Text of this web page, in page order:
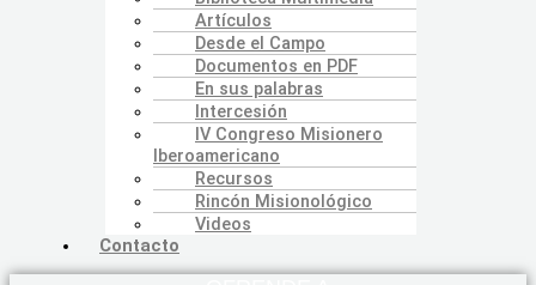
Artículos
Desde el Campo
Documentos en PDF
En sus palabras
Intercesión
IV Congreso Misionero
Iberoamericano
Recursos
Rincón Misionológico
Videos
Contacto